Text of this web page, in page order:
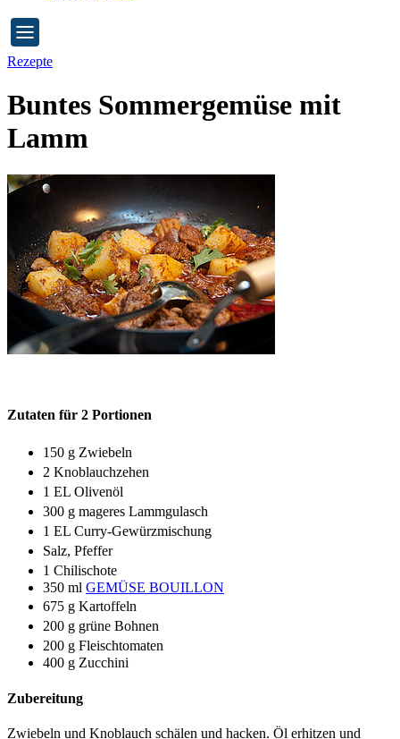
Rezepte
Buntes Sommergemüse mit
Lamm
Zutaten für 2 Portionen
150 g Zwiebeln
2 Knoblauchzehen
1 EL Olivenöl
300 g mageres Lammgulasch
1 EL Curry-Gewürzmischung
Salz, Pfeffer
1 Chilischote
350 ml GEMÜSE BOUILLON
675 g Kartoffeln
200 g grüne Bohnen
200 g Fleischtomaten
400 g Zucchini
Zubereitung
Zwiebeln und Knoblauch schälen und hacken. Öl erhitzen und